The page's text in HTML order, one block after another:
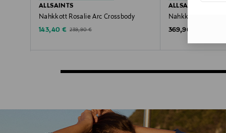
ALLSAINTS
Nahkkott Rosalie Arc Crossbody
Discounted Price
143,40 € Original Price
239,90 €
ALLSAINTS
Nahkkott Luna
Original Price
369,90 €